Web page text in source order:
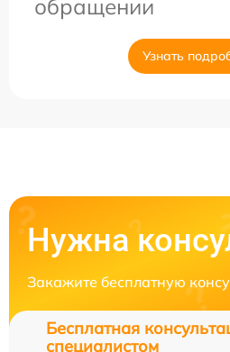
обращении
Узнать
Нужна
Закажите бесплатную
Бесплатная
специалистом